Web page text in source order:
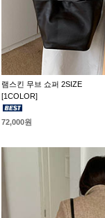
램스킨 무브 쇼퍼 2SIZE
[1COLOR]
72,000원